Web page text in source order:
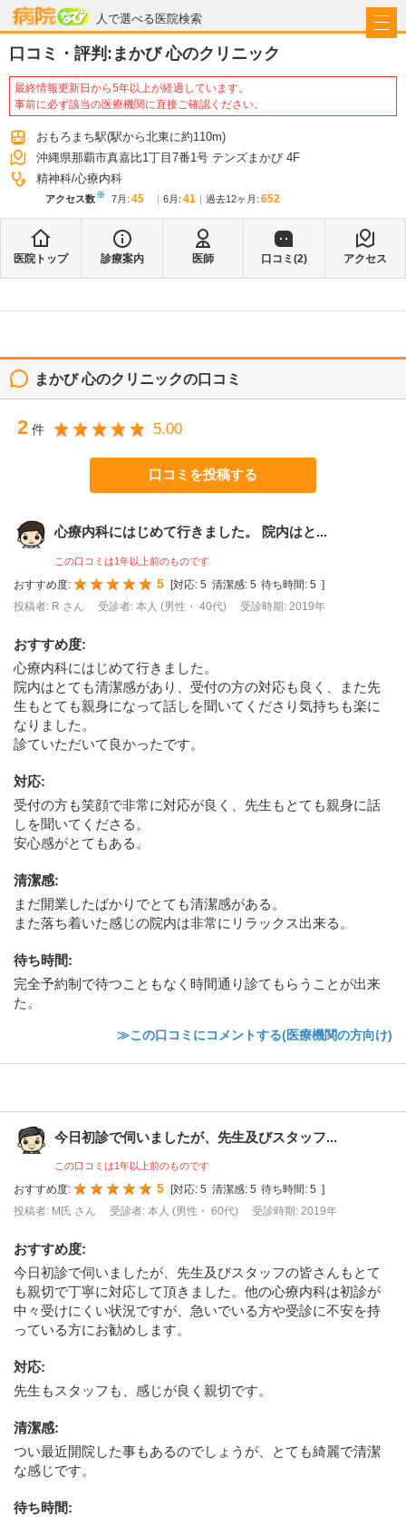
人で選べる医院検索
病院なび
口コミ・評判:まかび 心のクリニック
最終情報更新日から5年以上が経過しています。
事前に必ず該当の医療機関に直接ご確認ください。
おもろまち駅(駅から北東に約110m)
沖縄県那覇市真嘉比1丁目7番1号 テンズまかび 4F
精神科 心療内科
アクセス数※ 7月 : 45 6月 : 41 過去12ヶ月: 652
医院トップ 診療案内 医師 口コミ(2) アクセス
まかび 心のクリニックの口コミ
2 件 5.00
口コミを投稿する
心療内科にはじめて行きました。 院内はと...
この口コミは1年以上前のものです
おすすめ度: 5 [対応: 5 清潔感: 5 待ち時間: 5 ]
投稿者: R さん
受診者: 本人 (男性・ 40代) 受診時期: 2019年
おすすめ度:
心療内科にはじめて行きました。
院内はとても清潔感があり、受付の方の対応も良く、また先
生もとても親身になって話しを聞いてくださり気持ちも楽に
なりました。
診ていただいて良かったです。
対応:
受付の方も笑顔で非常に対応が良く、先生もとても親身に話
しを聞いてくださる。
安心感がとてもある。
清潔感:
まだ開業したばかりでとても清潔感がある。
また落ち着いた感じの院内は非常にリラックス出来る。
待ち時間:
完全予約制で待つこともなく時間通り診てもらうことが出来
た。
≫この口コミにコメントする(医療機関の方向け)
今日初診で伺いましたが、先生及びスタッフ...
この口コミは1年以上前のものです
おすすめ度: 5 対応: 5 清潔感: 5 待ち時間: 5
投稿者: M氏 さん
受診者: 本人 (男性・ 60代) 受診時期: 2019年
おすすめ度:
今日初診で伺いましたが、先生及びスタッフの皆さんもとて
も親切で丁寧に対応して頂きました。他の心療内科は初診が
中々受けにくい状況ですが、急いでいる方や受診に不安を持
っている方にお勧めします。
対応:
先生もスタッフも、感じが良く親切です。
清潔感:
つい最近開院した事もあるのでしょうが、とても綺麗で清潔
な感じです。
待ち時間: